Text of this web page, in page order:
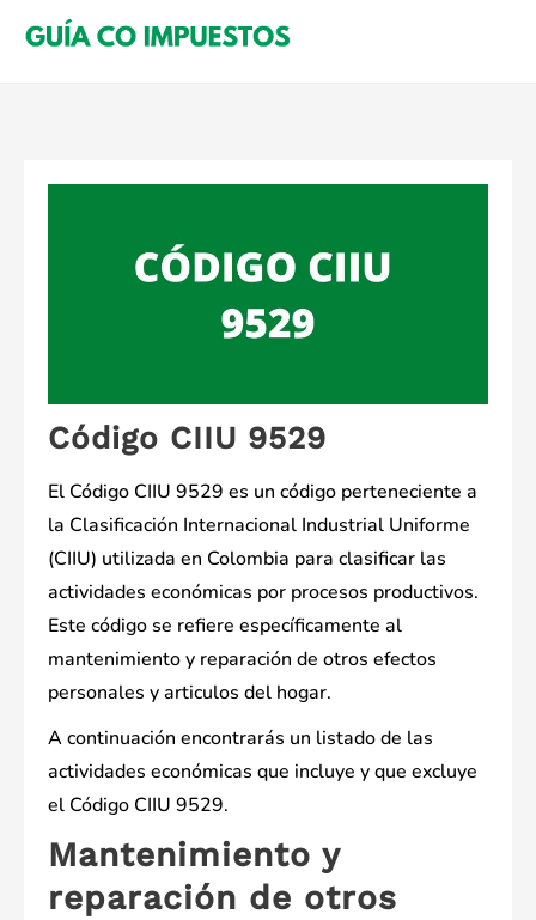
Código CIIU 9529
El Código CIIU 9529 es un código perteneciente a
la Clasificación Internacional Industrial Uniforme
(CIIU) utilizada en Colombia para clasificar las
actividades económicas por procesos productivos.
Este código se refiere específicamente al
mantenimiento y reparación de otros efectos
personales y articulos del hogar.
A continuación encontrarás un listado de las
actividades económicas que incluye y que excluye
el Código CIIU 9529.
Mantenimiento y
reparación de otros